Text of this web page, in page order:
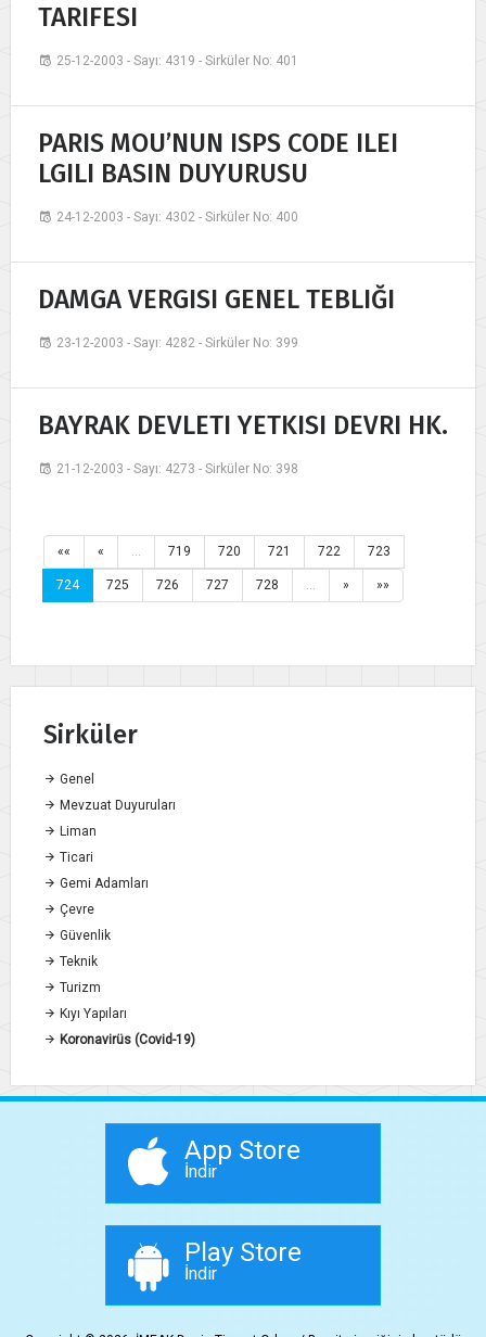
TARIFESI
25-12-2003 - Sayı: 4319 - Sirküler No: 401
PARIS MOU’NUN ISPS CODE ILEI
LGILI BASIN DUYURUSU
24-12-2003 - Sayı: 4302 - Sirküler No: 400
DAMGA VERGISI GENEL TEBLIĞI
23-12-2003 - Sayı: 4282 - Sirküler No: 399
BAYRAK DEVLETI YETKISI DEVRI HK.
21-12-2003 - Sayı: 4273 - Sirküler No: 398
«« « … 719 720 721 722 723
724 725 726 727 728 … » »»
Sirküler
Genel
Mevzuat Duyuruları
Liman
Ticari
Gemi Adamları
Çevre
Güvenlik
Teknik
Turizm
Kıyı Yapıları
Koronavirüs (Covid-19)
App Store
İndir
Play Store
İndir